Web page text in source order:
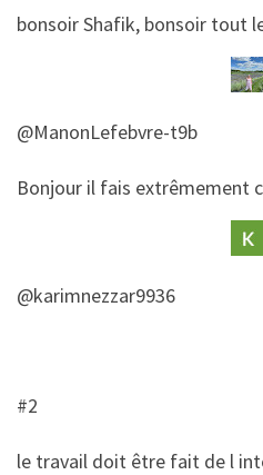
​​bonsoir Shafik, bonsoir tout
@ManonLefebvre-t9b
​​Bonjour il fais extrêmement
@karimnezzar9936
#2
​le travail doit être fait de l